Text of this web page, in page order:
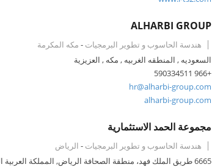
ALHARBI GROUP
هندسة الحاسوب و تطوير البرمجيات - مكه المكرمة
السعوديه , المنطقه الغربيه , مكه , العزيزية
+966 590334511
hr@alharbi-group.com
alharbi-group.com
مجموعة الحمد الاستثمارية
هندسة الحاسوب و تطوير البرمجيات - الرياض
6665 طريق الملك فهد، منطقة الصحافة الرياض, المملكة العربية السعودية